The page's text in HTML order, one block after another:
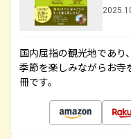
国内屈指の観光地であり
季節を楽しみながらお寺
冊です。